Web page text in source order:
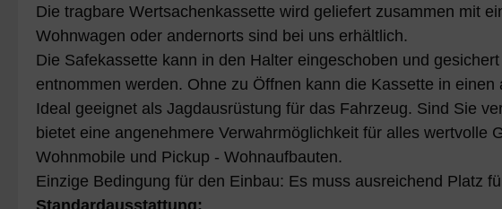
Die tragbare Wertsachenkassette wird geliefert zusammen mit
Wohnwagen oder andernorts sind bei uns erhältlich.
Die Safekassette kann in den Halter eingeschoben und
entnommen werden. Ohne zu Öffnen kann die Kassette in
Ideal geeignet als Jagdausrüstung für das Fahrzeug. Sind Sie
bietet eine angenehmere Verwahrmöglichkeit für alles
Wohnmobile und Pickup - Wohnaufbauten.
Einzige Bedingung für den Einbau: Es muss ausreichend Platz
Standardausstattung: